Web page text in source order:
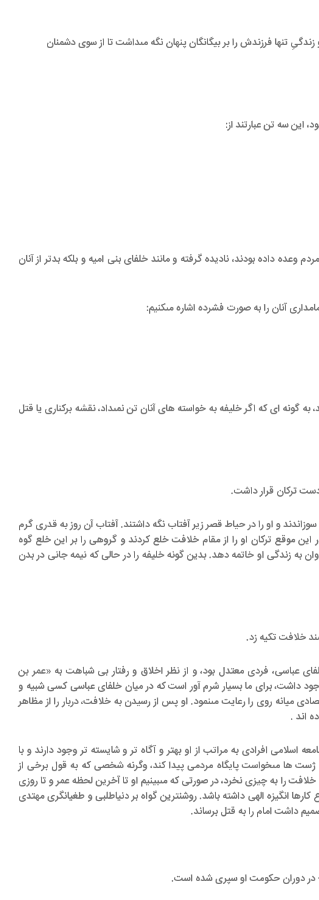
تنها فرزندش را بر بيگانگان پنهان نگه مى‏داشت تا از سوى دشمنان
اين سه تن عبارتند از:
وعده داده بودند، ناديده گرفته و مانند خلفاى بنى اميه و بلكه بدتر از آنان
آنان را به صورت فشرده اشاره مى‏كنيم:
گونه ‏اى كه اگر خليفه به خواسته‏ هاى آنان تن نمى‏داد، نقشه بركنارى يا قتل
تركان قرار داشت.
و او را در حياط قصر زير آفتاب نگه داشتند. آفتاب آن روز به قدرى گرم
اين موقع تركان او را از مقام خلافت خلع كردند و گروهى را بر اين خلع گوه
به زندگى او خاتمه دهد. بدين گونه خليفه را در حالى كه نيمه جانى در بدن
عباسى، فردى معتدل بود، و از نظر اخلاق و رفتار بى شباهت به «عمر بن
داشت، براى ما بسيار شرم آور است كه در ميان خلفاى عباسى كسى شبيه و
ميانه روى را رعايت مى‏نمود. او پس از رسيدن به خلافت، دربار را از مظاهر
‏اند .
افرادى به مراتب از او بهتر و آگاه تر و شايسته ‏تر وجود دارند و با
ژست ها مى‏خواست پايگاه مردمى پيدا كند، وگرنه شخصى كه به قول برخى از
را به چيزى نخرد، در صورتى كه مى‏بينيم او تا آخرين لحظه عمر و تا روزى
انگيزه الهى داشته باشد. روشنترين گواه بر دنياطلبى و طغيانگرى مهتدى
داشت امام را به قتل برساند.
در دوران حكومت او سپرى شده است.